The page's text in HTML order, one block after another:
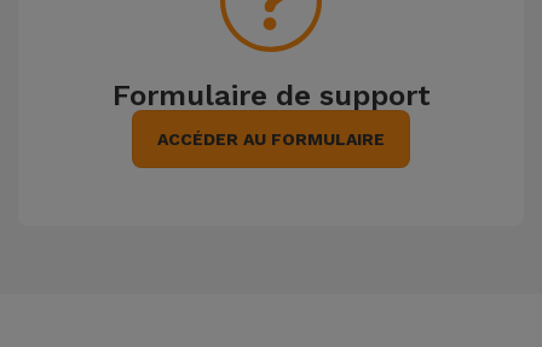
Formulaire de support
ACCÉDER AU FORMULAIRE